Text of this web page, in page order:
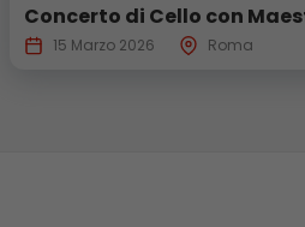
Concerto di Cello con
15 Marzo 2026 Roma